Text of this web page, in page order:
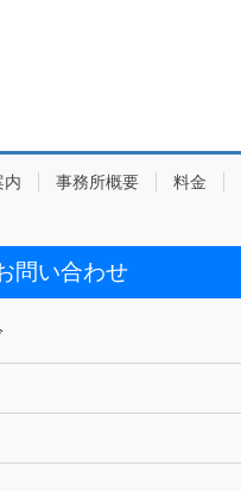
内 事務所概要 料金
問い合わせ